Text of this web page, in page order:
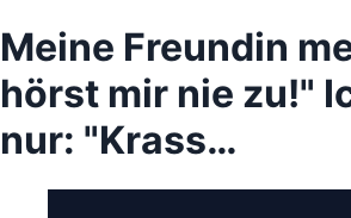
Meine Freundin
hörst mir nie zu!"
nur: "Krass…